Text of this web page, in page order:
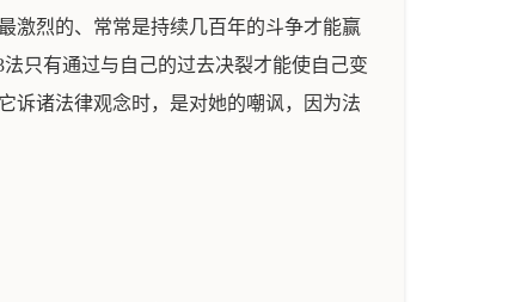
激烈的、常常是持续几百年的斗争才能赢
只有通过与自己的过去决裂才能使自己变
诉诸法律观念时，是对她的嘲讽，因为法